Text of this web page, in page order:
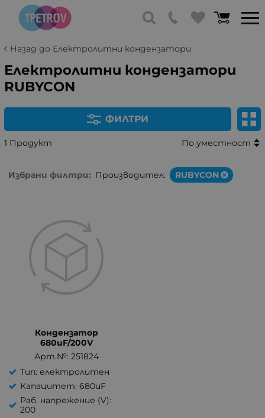
Назад до Електролитни кондензатори
Електролитни кондензатори
RUBYCON
ФИЛТРИ
1 Продукт По уместност
Избрани филтри: Производител: RUBYCON
Кондензатор
680uF/200V
Арт.№: 251824
Тип: електролитен
Капацитет: 680uF
Раб. напрежение (V):
200